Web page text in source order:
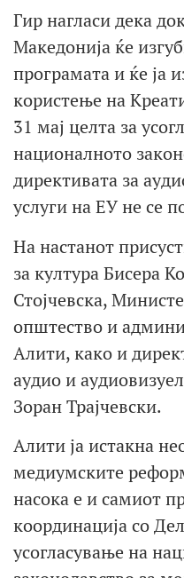
Гир нагласи дека
Македонија ќе
програмата и ќе ја
користење на
31 мај целта за
националното
директивата за
услуги на ЕУ не се
На настанот
за култура Бисера
Стојчевска,
општество и
Алити, како и
аудио и
Зоран Трајчевски.
Алити ја истакна
медиумските
насока е и самиот
координација со
усогласување на